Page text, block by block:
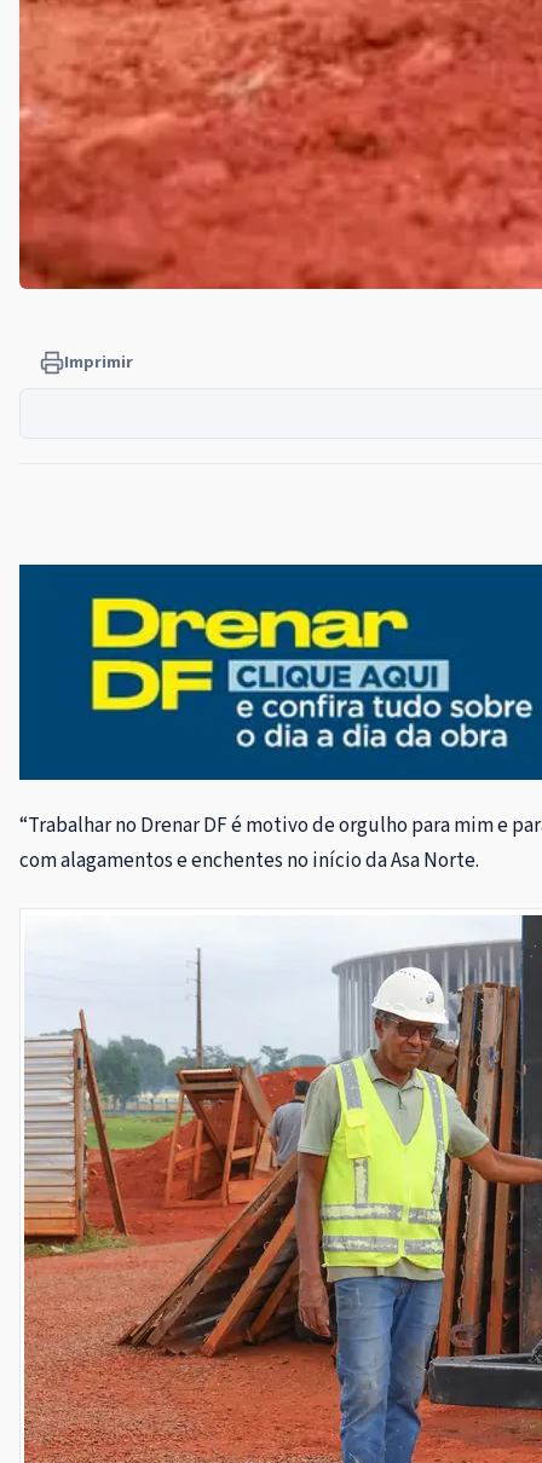
Imprimir
“Trabalhar no Drenar DF é motivo de orgulho para mim e
com alagamentos e enchentes no início da Asa Norte.